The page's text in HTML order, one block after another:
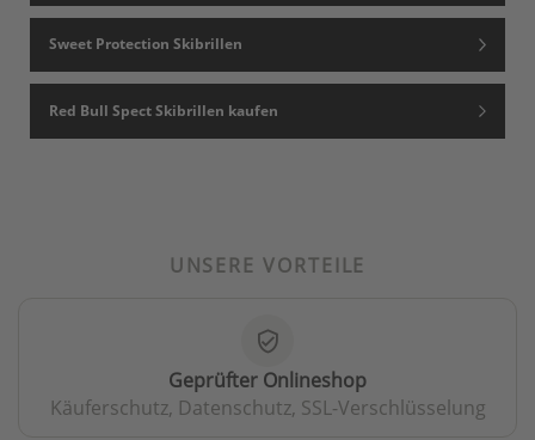
Sweet Protection Skibrillen
Red Bull Spect Skibrillen kaufen
UNSERE VORTEILE
verified_user
Geprüfter Onlineshop
Käuferschutz, Datenschutz, SSL-Verschlüsselung